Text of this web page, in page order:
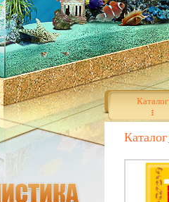
Каталог
Каталог